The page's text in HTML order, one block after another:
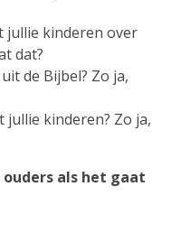
jullie kinderen over
dat?
de Bijbel? Zo ja,
jullie kinderen? Zo ja,
als het gaat